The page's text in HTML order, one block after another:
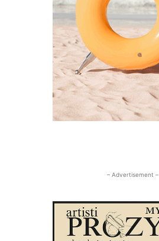
– Advertisement –